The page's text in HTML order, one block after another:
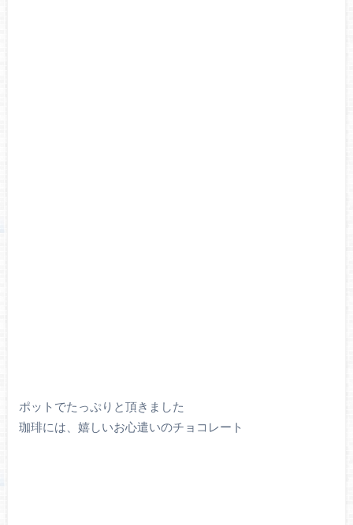
ポットでたっぷりと頂きました
珈琲には、嬉しいお心遣いのチョコレート